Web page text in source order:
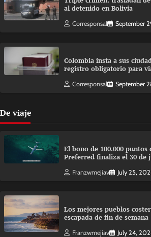
al detenido en Bolivia
Corresponsal September
Colombia insta a sus
registro obligatorio para
Corresponsal September
De viaje
El bono de 100.000 puntos
Preferred finaliza el 30 de
Franzwmejiav July 25,
Los mejores pueblos
escapada de fin de semana
Franzwmejiav July 24,